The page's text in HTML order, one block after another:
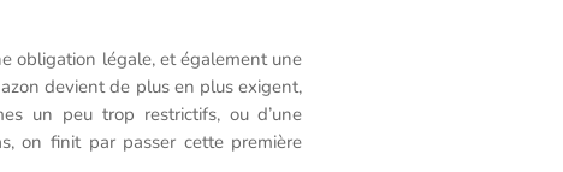
obligation légale, et également une
devient de plus en plus exigent,
un peu trop restrictifs, ou d’une
on finit par passer cette première